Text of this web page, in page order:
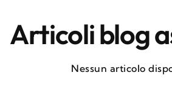
Articoli blog
Nessun articolo